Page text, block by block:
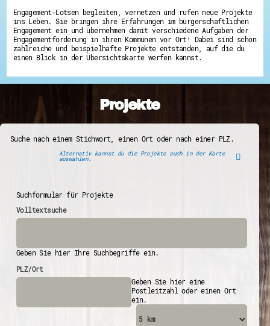
Engagement-Lotsen begleiten, vernetzen und rufen neue Projekte
ins Leben. Sie bringen ihre Erfahrungen im bürgerschaftlichen
Engagement ein und übernehmen damit verschiedene Aufgaben der
Engagementförderung in ihren Kommunen vor Ort! Dabei sind schon
zahlreiche und beispielhafte Projekte entstanden, auf die du
einen Blick in der Übersichtskarte werfen kannst.
Projekte
Suche nach einem Stichwort, einen Ort oder nach einer PLZ.
Alternativ kannst du die Projekte auch in der Karte
auswählen.
Suchformular für Projekte
Volltextsuche
Geben Sie hier Ihre Suchbegriffe ein.
PLZ/Ort
Geben Sie hier eine
Postleitzahl oder einen Ort
ein.